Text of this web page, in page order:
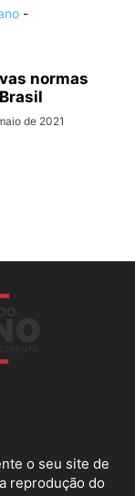
-
normas
de 2021
o seu site de
reprodução do